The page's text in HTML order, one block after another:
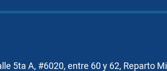
5ta A, #6020, entre 60 y 62, Reparto